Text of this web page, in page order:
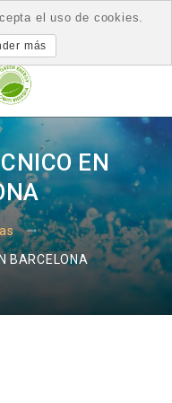
EN
BARCELONA
el uso de cookies.
más